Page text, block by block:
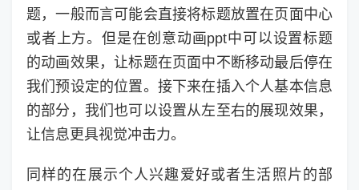
题，一般而言可能会直接将标题放置在页面中心
或者上方。但是在创意动画ppt中可以设置标题
的动画效果，让标题在页面中不断移动最后停在
我们预设定的位置。接下来在插入个人基本信息
的部分，我们也可以设置从左至右的展现效果，
让信息更具视觉冲击力。
同样的在展示个人兴趣爱好或者生活照片的部